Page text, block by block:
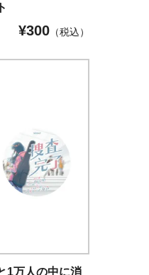
¥300（税込）
1万人の中に消